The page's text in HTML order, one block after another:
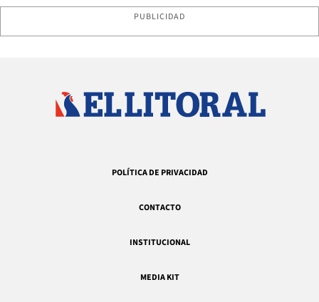
PUBLICIDAD
POLÍTICA DE PRIVACIDAD
CONTACTO
INSTITUCIONAL
MEDIA KIT